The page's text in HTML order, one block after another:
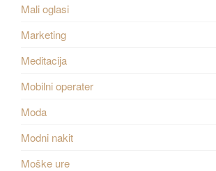
Mali oglasi
Marketing
Meditacija
Mobilni operater
Moda
Modni nakit
Moške ure